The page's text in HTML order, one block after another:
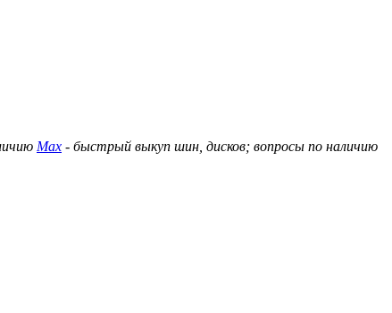
Max - быстрый выкуп шин, дисков; вопросы по наличию